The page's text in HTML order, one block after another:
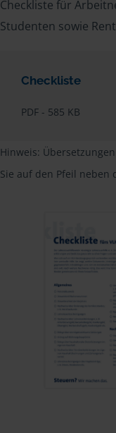
Checkliste für
Studenten sowie
Checkliste
PDF - 585 KB
Hinweis:
Sie auf den Pfeil neben